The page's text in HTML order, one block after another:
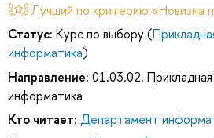
Лучший по критерию «Новизна
Статус: Курс по выбору (
информатика)
Направление: 01.03.02.
информатика
Кто читает: Департамент